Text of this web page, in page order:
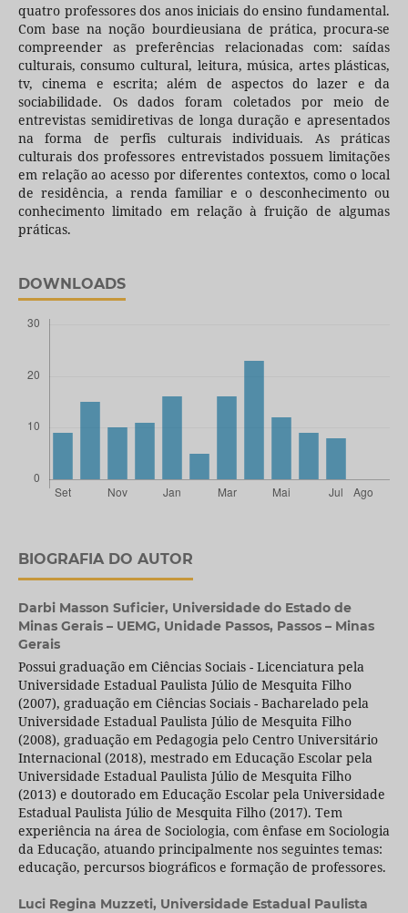
quatro professores dos anos iniciais do ensino fundamental.
Com base na noção bourdieusiana de prática, procura-se
compreender as preferências relacionadas com: saídas
culturais, consumo cultural, leitura, música, artes plásticas,
tv, cinema e escrita; além de aspectos do lazer e da
sociabilidade. Os dados foram coletados por meio de
entrevistas semidiretivas de longa duração e apresentados
na forma de perfis culturais individuais. As práticas
culturais dos professores entrevistados possuem limitações
em relação ao acesso por diferentes contextos, como o local
de residência, a renda familiar e o desconhecimento ou
conhecimento limitado em relação à fruição de algumas
práticas.
DOWNLOADS
BIOGRAFIA DO AUTOR
Darbi Masson Suficier, Universidade do Estado de
Minas Gerais – UEMG, Unidade Passos, Passos – Minas
Gerais
Possui graduação em Ciências Sociais - Licenciatura pela
Universidade Estadual Paulista Júlio de Mesquita Filho
(2007), graduação em Ciências Sociais - Bacharelado pela
Universidade Estadual Paulista Júlio de Mesquita Filho
(2008), graduação em Pedagogia pelo Centro Universitário
Internacional (2018), mestrado em Educação Escolar pela
Universidade Estadual Paulista Júlio de Mesquita Filho
(2013) e doutorado em Educação Escolar pela Universidade
Estadual Paulista Júlio de Mesquita Filho (2017). Tem
experiência na área de Sociologia, com ênfase em Sociologia
da Educação, atuando principalmente nos seguintes temas:
educação, percursos biográficos e formação de professores.
Luci Regina Muzzeti, Universidade Estadual Paulista